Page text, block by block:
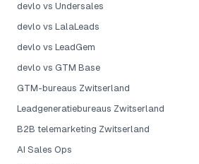
devlo vs Undersales
devlo vs LalaLeads
devlo vs LeadGem
devlo vs GTM Base
GTM-bureaus Zwitserland
Leadgeneratiebureaus Zwitserland
B2B telemarketing Zwitserland
AI Sales Ops